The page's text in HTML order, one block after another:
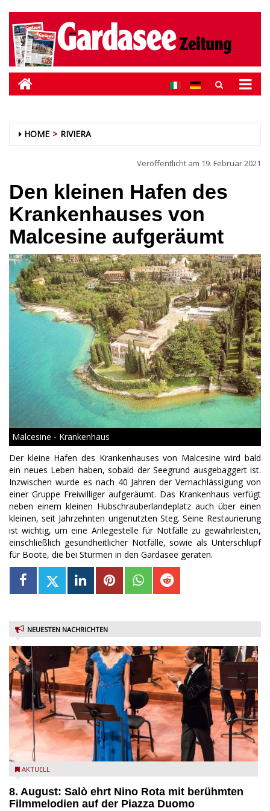
HOME RIVIERA
Veröffentlicht am 19. Februar 2021
Den kleinen Hafen des
Krankenhauses von
Malcesine aufgeräumt
Malcesine - Krankenhaus
Der kleine Hafen des Krankenhauses von Malcesine wird bald
ein neues Leben haben, sobald der Seegrund ausgebaggert ist.
Inzwischen wurde es nach 40 Jahren der Vernachlässigung von
einer Gruppe Freiwilliger aufgeräumt. Das Krankenhaus verfügt
neben einem kleinen Hubschrauberlandeplatz auch über einen
kleinen, seit Jahrzehnten ungenutzten Steg. Seine Restaurierung
ist wichtig, um eine Anlegestelle für Notfälle zu gewährleisten,
einschließlich gesundheitlicher Notfälle, sowie als Unterschlupf
für Boote, die bei Stürmen in den Gardasee geraten.
NEUESTEN NACHRICHTEN
Estate Musicale del Garda: Salò ehrt Nino Rota
AKTUELL
8. August: Salò ehrt Nino Rota mit berühmten
Filmmelodien auf der Piazza Duomo